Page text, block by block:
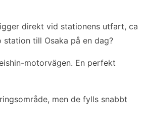
direkt vid stationens utfart, ca
till Osaka på en dag?
motorvägen. En perfekt
men de fylls snabbt